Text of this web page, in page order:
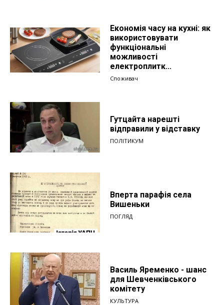
Економія часу на кухні: як
використовувати
функціональні
можливості
електроплитк...
Споживач
Гутцайта нарешті
відправили у відставку
ПОЛІТИКУМ
Вперта парафія села
Вишеньки
ПОГЛЯД
Василь Яременко - шанс
для Шевченківського
комітету
КУЛЬТУРА